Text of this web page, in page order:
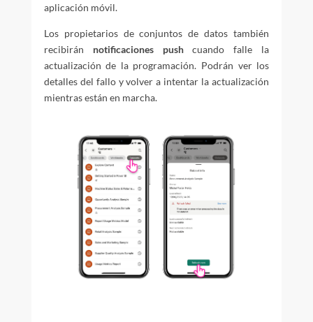
aplicación móvil.
Los propietarios de conjuntos de datos también
recibirán notificaciones pushcuando falle la
actualización de la programación. Podrán ver los
detalles del fallo y volver a intentar la actualización
mientras están en marcha.